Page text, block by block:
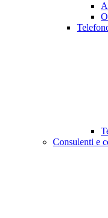
Consulenti e